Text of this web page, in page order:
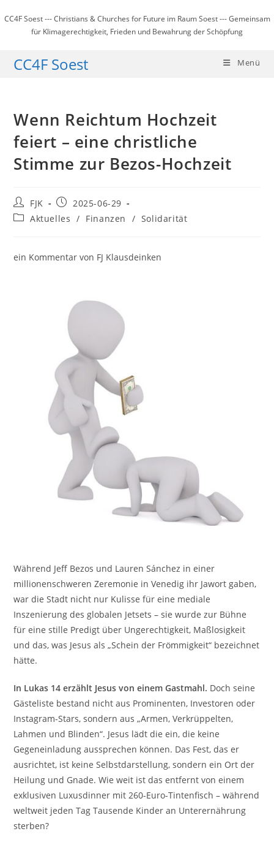
Inhalt
springen
CC4F Soest --- Christians & Churches for Future im Raum Soest --- Gemeinsam
für Klimagerechtigkeit, Frieden und Bewahrung der Schöpfung
CC4F Soest Menü
Wenn Reichtum Hochzeit
feiert – eine christliche
Stimme zur Bezos-Hochzeit
Beitrags-
Autor:
FJK
Beitrag
veröffentlicht:
2025-06-29
Beitrags-
Aktuelles / Finanzen / Solidarität
ein Kommentar von FJ Klausdeinken
Während Jeff Bezos und Lauren Sánchez in einer
millionenschweren Zeremonie in Venedig ihr Jawort gaben,
war die Stadt nicht nur Kulisse für eine mediale
Inszenierung des globalen Jetsets – sie wurde zur Bühne
für eine stille Predigt über Ungerechtigkeit, Maßlosigkeit
und das, was Jesus als „Schein der Frömmigkeit“ bezeichnet
hätte.
In Lukas 14 erzählt Jesus von einem Gastmahl. Doch seine
Gästeliste bestand nicht aus Prominenten, Investoren oder
Instagram-Stars, sondern aus „Armen, Verkrüppelten,
Lahmen und Blinden“. Jesus lädt die ein, die keine
Gegeneinladung aussprechen können. Das Fest, das er
ausrichtet, ist keine Selbstdarstellung, sondern ein Ort der
Heilung und Gnade. Wie weit ist das entfernt von einem
exklusiven Luxusdinner mit 260-Euro-Tintenfisch – während
weltweit jeden Tag Tausende Kinder an Unterernährung
sterben?